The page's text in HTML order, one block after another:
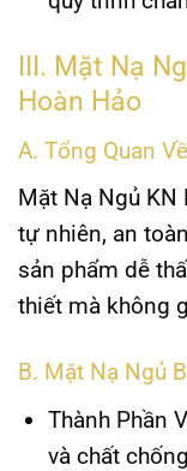
III. Mặt Nạ
Hoàn Hảo
A. Tổng Quan
Mặt Nạ Ngủ
tự nhiên, an
sản phẩm dễ
thiết mà không
B. Mặt Nạ Ngủ
Thành Phần
và chất